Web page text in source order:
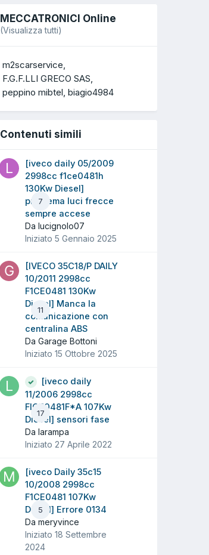
MECCATRONICI Online
(Visualizza tutti)
m2scarservice
F.G.F.LLI GRECO SAS
peppino mibtel biagio4984
Contenuti simili
7
[iveco daily 05/2009
2998cc f1ce0481h
130Kw Diesel]
problema luci frecce
sempre accese
Da lucignolo07
Iniziato 5 Gennaio 2025
11
[IVECO 35C18/P DAILY
10/2011 2998cc
F1CE0481 130Kw
Diesel] Manca la
comunicazione con
centralina ABS
Da Garage Bottoni
Iniziato 15 Ottobre 2025
17
[iveco daily
11/2006 2998cc
FICE0481F*A 107Kw
Diesel] sensori fase
Da larampa
Iniziato 27 Aprile 2022
5
[iveco Daily 35c15
10/2008 2998cc
F1CE0481 107Kw
Diesel] Errore 0134
Da meryvince
Iniziato 18 Settembre
2024